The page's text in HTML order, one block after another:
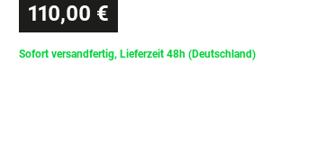
110,00 €
Sofort versandfertig, Lieferzeit 48h (Deutschland)